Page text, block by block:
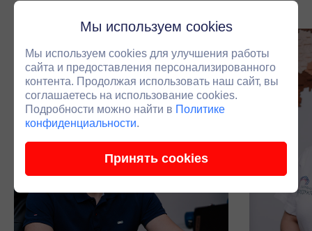
Мы используем cookies
Мы используем cookies для улучшения работы
сайта и предоставления персонализированного
контента. Продолжая использовать наш сайт, вы
соглашаетесь на использование cookies.
Подробности можно найти в Политике
конфиденциальности.
Принять cookies